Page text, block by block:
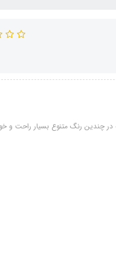
در چندین رنگ متنوع بسیار راحت